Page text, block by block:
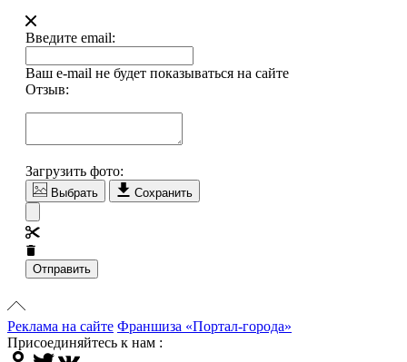
Введите email:
Ваш e-mail не будет показываться на сайте
Отзыв:
Загрузить фото:
Выбрать Сохранить
Отправить
Реклама на сайте Франшиза «Портал-города»
Присоединяйтесь к нам :